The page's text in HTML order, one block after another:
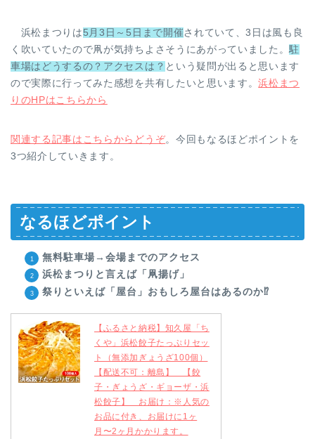
浜松まつりは 5月3日～5日まで開催 されていて、3日は風も良
く吹いていたので凧が気持ちよさそうにあがっていました。駐
車場はどうするの？アクセスは？ という疑問が出ると思います
ので実際に行ってみた感想を共有したいと思います。浜松まつ
りのHPはこちらから
関連する記事はこちらからどうぞ。今回もなるほどポイントを
3つ紹介していきます。
なるほどポイント
無料駐車場→会場までのアクセス
浜松まつりと言えば「凧揚げ」
祭りといえば「屋台」おもしろ屋台はあるのか⁉
【ふるさと納税】知久屋「ち
くや」浜松餃子たっぷりセッ
ト（無添加ぎょうざ100個）
【配送不可：離島】 【餃
子・ぎょうざ・ギョーザ・浜
松餃子】 お届け：※人気の
お品に付き、お届けに1ヶ
月〜2ヶ月かかります。